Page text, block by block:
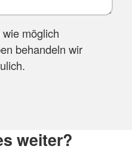
möglich
behandeln wir
weiter?